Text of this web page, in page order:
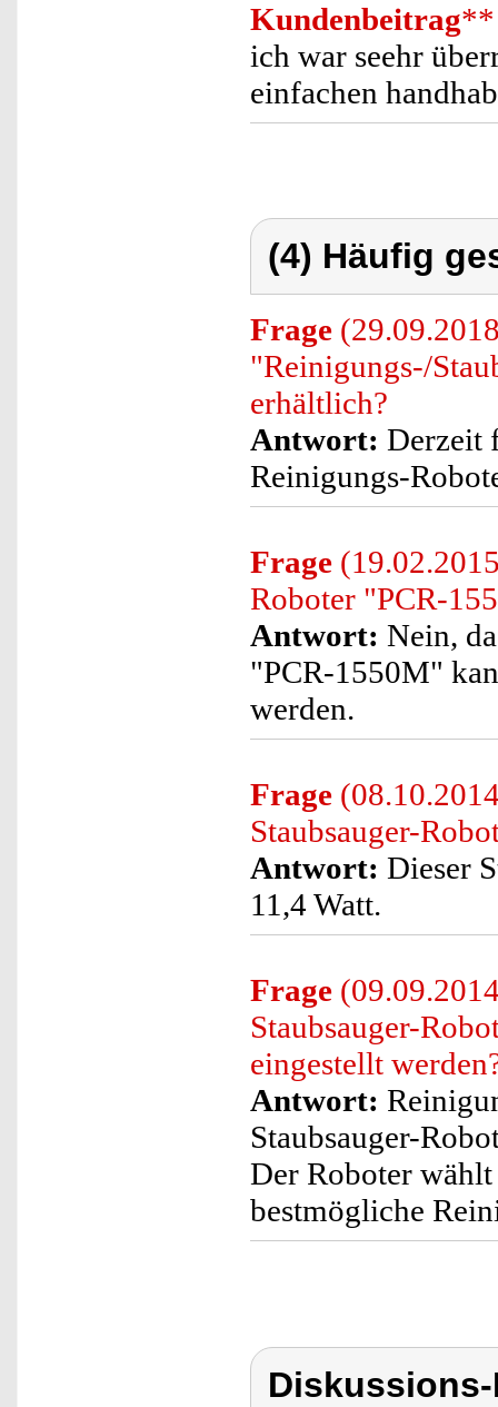
Kundenbeitrag**
ich war seehr
einfachen
(4) Häufig
Frage
"Reinigungs-/
erhältlich?
Antwort: Derzeit
Reinigungs-
Frage
Roboter "PCR-
Antwort: Nein,
"PCR-1550M"
werden.
Frage
Staubsauger-
Antwort: Dieser
11,4 Watt.
Frage
Staubsauger-
eingestellt
Antwort:
Staubsauger-
Der Roboter wählt
bestmögliche